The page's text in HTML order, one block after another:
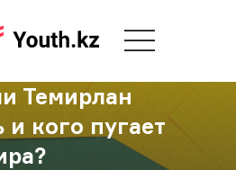
Темирлан
и кого пугает